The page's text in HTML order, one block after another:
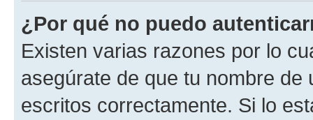
¿Por qué no puedo
Existen varias razones por lo
asegúrate de que tu nombre
escritos correctamente. Si lo